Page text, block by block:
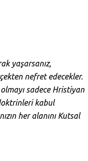
yaşarsanız,
nefret edecekler.
sadece Hristiyan
kabul
her alanını Kutsal